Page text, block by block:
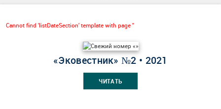
Cannot find 'listDateSection' template with page ''
«Эковестник» №2 • 2021
ЧИТАТЬ